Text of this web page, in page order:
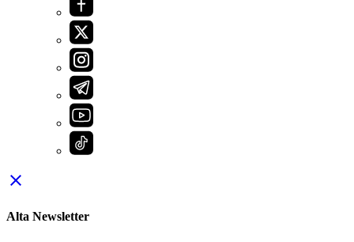
close
Alta Newsletter